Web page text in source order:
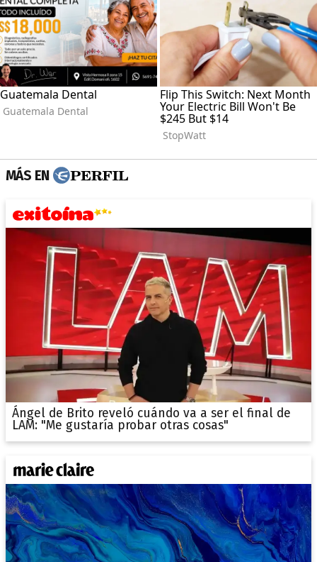
MÁS EN
Ángel de Brito reveló cuándo va a ser el final de
LAM: "Me gustaría probar otras cosas"